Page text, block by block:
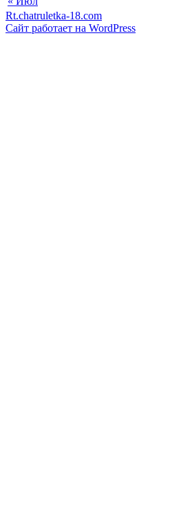
Rt.chatruletka-18.com
Сайт работает на WordPress